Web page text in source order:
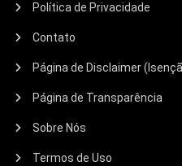
Política de Privacidade
Contato
Página de Disclaimer
Página de Transparência
Sobre Nós
Termos de Uso